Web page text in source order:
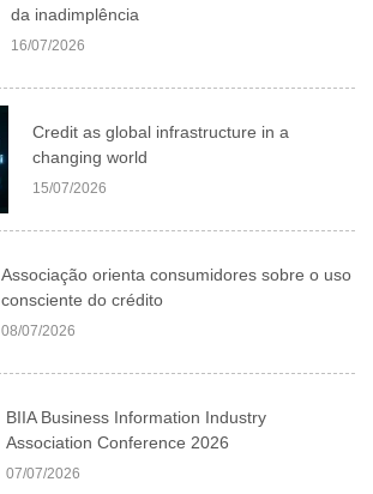
da inadimplência
16/07/2026
Credit as global infrastructure in a
changing world
15/07/2026
Associação orienta consumidores sobre o uso
consciente do crédito
08/07/2026
BIIA Business Information Industry
Association Conference 2026
07/07/2026